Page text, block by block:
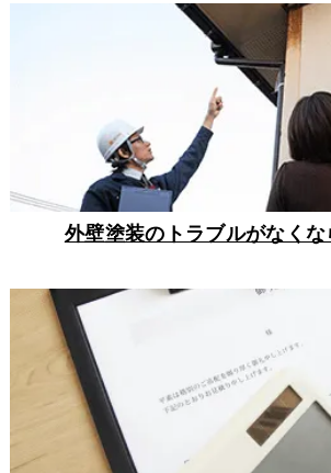
外壁塗装のトラブルがなくな